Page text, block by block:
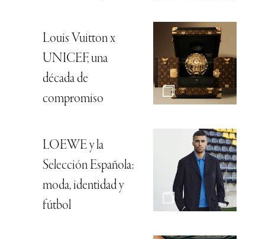
Louis Vuitton x
UNICEF, una
década de
compromiso
LOEWE y la
Selección Española:
moda, identidad y
fútbol